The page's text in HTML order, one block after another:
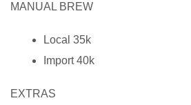
MANUAL BREW
Local 35k
Import 40k
EXTRAS